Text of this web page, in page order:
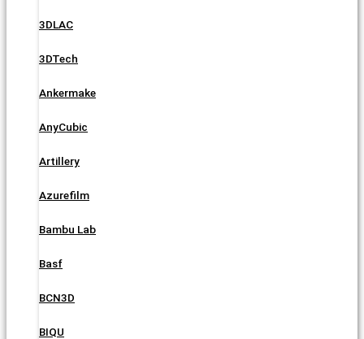
3DLAC
3DTech
Ankermake
AnyCubic
Artillery
Azurefilm
Bambu Lab
Basf
BCN3D
BIQU